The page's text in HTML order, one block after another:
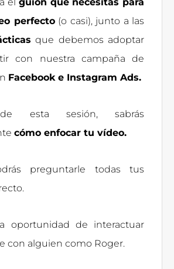
perfecto(o casi), junto a las
que debemos adoptar
con nuestra campaña de
Facebook e Instagram Ads.
esta sesión, sabrás
cómo enfocar tu vídeo.
preguntarle todas tus
oportunidad de interactuar
con alguien como Roger.